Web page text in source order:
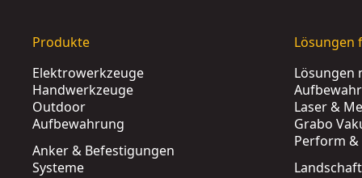
Produkte
Elektrowerkzeuge
Handwerkzeuge
Outdoor
Aufbewahrung
Anker & Befestigungen
Systeme
Lösungen
Lösungen
Laser &
Grabo
Perform